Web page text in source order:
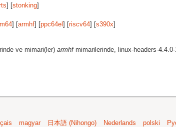
] [stonking]
] [armhf] [ppc64el ] [riscv64] [s390x]
ve mimari(ler) armhfmimarilerinde, linux-headers-
magyar 日本語 (Nihongo) Nederlands polski